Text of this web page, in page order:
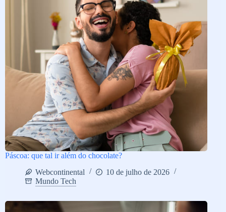
Páscoa: que tal ir além do chocolate?
Webcontinental
10 de julho de 2026
Mundo Tech